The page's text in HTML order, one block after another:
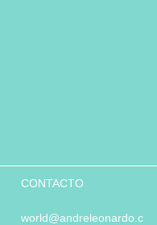
CONTACTO
world@andreleonardo.c